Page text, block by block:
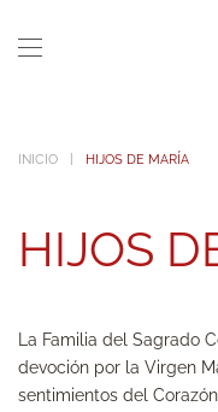
INICIO HIJOS DE MARÍA
HIJOS
La Familia del Sagrado
devoción por la Virgen
sentimientos del